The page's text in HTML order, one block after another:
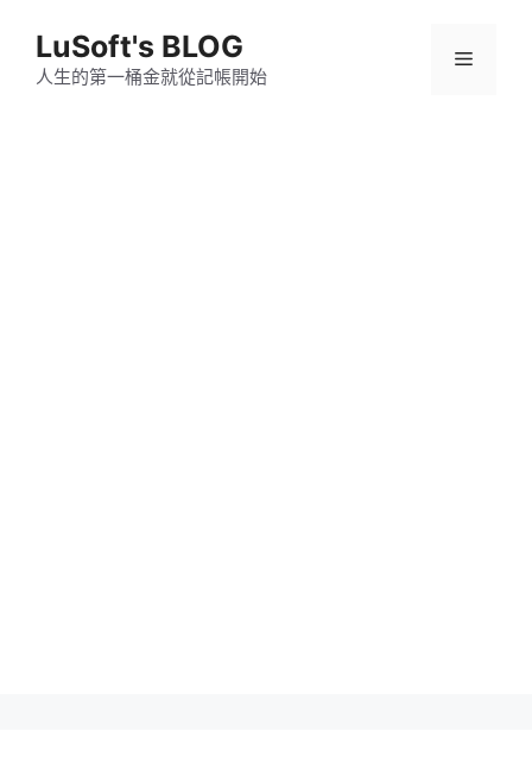
LuSoft's BLOG
人生的第一桶金就從記帳開始
選